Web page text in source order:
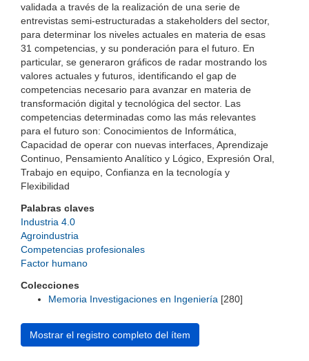
validada a través de la realización de una serie de
entrevistas semi-estructuradas a stakeholders del sector,
para determinar los niveles actuales en materia de esas
31 competencias, y su ponderación para el futuro. En
particular, se generaron gráficos de radar mostrando los
valores actuales y futuros, identificando el gap de
competencias necesario para avanzar en materia de
transformación digital y tecnológica del sector. Las
competencias determinadas como las más relevantes
para el futuro son: Conocimientos de Informática,
Capacidad de operar con nuevas interfaces, Aprendizaje
Continuo, Pensamiento Analítico y Lógico, Expresión Oral,
Trabajo en equipo, Confianza en la tecnología y
Flexibilidad
Palabras claves
Industria 4.0
Agroindustria
Competencias profesionales
Factor humano
Colecciones
Memoria Investigaciones en Ingeniería [280]
Mostrar el registro completo del ítem